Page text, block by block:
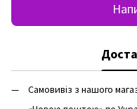
Самовивіз з нашого